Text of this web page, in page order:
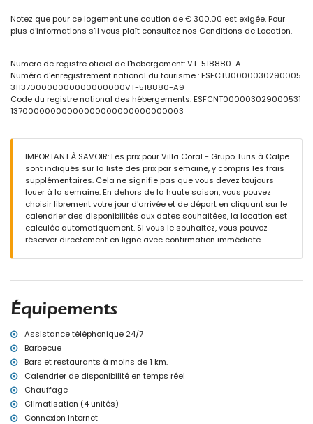
terrain clos
piscine privée de 8m x 4m
jardin avec chaises longues
barbecue
douche extérieure
espace de vie extérieur et salle à manger extérieure
2 places de parking privées et sécurisées
plage la plus proche : Playa Levante (à moins de 3 kilomètres de la
villa)
aéroport le plus proche : El Altet (Alicante) (à moins de 100
kilomètres de la villa)
deuxième aéroport le plus proche : Manises (Valencia) (> 100
kilomètres)
transports en commun à proximité : bus à moins de 100 mètres
interdiction de fumer
villa
internet (WiFi)
fer et planche à repasser
linge de lit et serviettes
service d'urgence 24 heures sur 24
jacuzzi extérieur
Équipements et services à supplément
chauffage central et climatisation
lit pour enfant/berceau (sur demande)
Notez que pour ce logement une caution de € 300,00 est exigée. Pour
plus d’informations s’il vous plaît consultez nos Conditions de Location.
Numero de registre oficiel de l'hebergement: VT-518880-A
Numéro d'enregistrement national du tourisme : ESFCTU0000030290005
3113700000000000000000VT-518880-A9
Code du registre national des hébergements: ESFCNT000003029000531
13700000000000000000000000000003
IMPORTANT À SAVOIR: Les prix pour Villa Coral - Grupo Turis à Calpe
sont indiqués sur la liste des prix par semaine, y compris les frais
supplémentaires. Cela ne signifie pas que vous devez toujours
louer à la semaine. En dehors de la haute saison, vous pouvez
choisir librement votre jour d'arrivée et de départ en cliquant sur le
calendrier des disponibilités aux dates souhaitées, la location est
calculée automatiquement. Si vous le souhaitez, vous pouvez
réserver directement en ligne avec confirmation immédiate.
Équipements
Assistance téléphonique 24/7
Barbecue
Bars et restaurants à moins de 1 km.
Calendrier de disponibilité en temps réel
Chauffage
Climatisation (4 unités)
Connexion Internet